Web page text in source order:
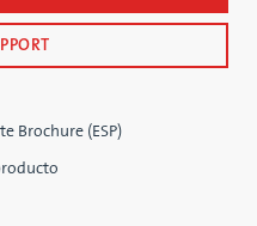
Brochure (ESP)